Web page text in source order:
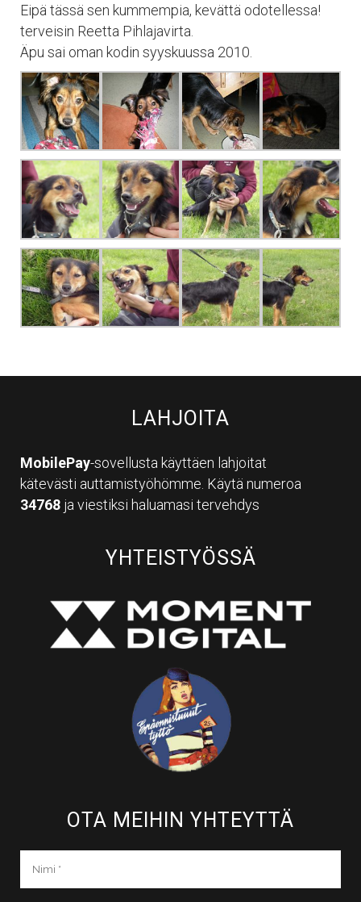
Eipä tässä sen kummempia, kevättä odotellessa!
terveisin Reetta Pihlajavirta.
Äpu sai oman kodin syyskuussa 2010.
LAHJOITA
MobilePay-sovellusta käyttäen lahjoitat
kätevästi auttamistyöhömme. Käytä numeroa
34768 ja viestiksi haluamasi tervehdys
YHTEISTYÖSSÄ
OTA MEIHIN YHTEYTTÄ​